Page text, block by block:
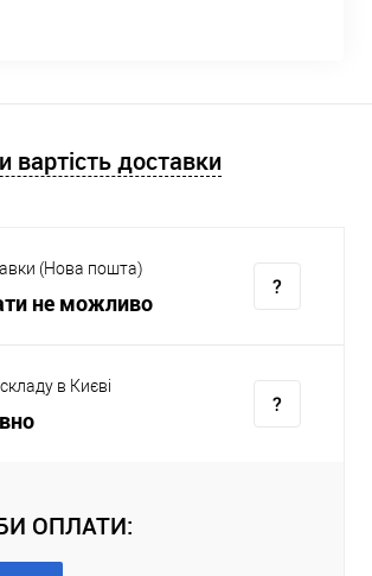
вартість доставки
(Нова пошта)
не можливо
в Києві
ОПЛАТИ: